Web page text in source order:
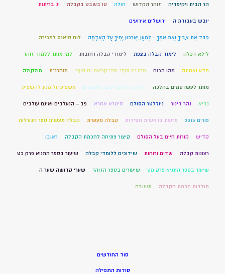
הר הבית ויקיפדיה זוהר הקדוש חולה טו בשבט בקבלה יג בריתות
יובש בעבודת ה ירושלים אירועים
כַּבֵּד אֶת אָבִיךָ וְאֶת אִמֶּךָ - לְמַעַן יַאֲרִכוּן יָמֶיךָ עַל הָאֲדָמָה לוח סיאנס למכירה
לילא דכלה לימוד קבלה בצפת לימודי קבלה רחובות למי מותר ללמוד זוהר
מדע ואמונה מהו הכוח מהו ים סוף? מהי קריעת ים סוף? מוהרנ”ת מולקולה
מותר לעשן סמים בהלכה מי הם הלו צדיקים הנסתרים משפיע על מנת להשפיע
נביא נהר דינור ניוזלטר הסולם סיטרא אחרא פב – הנעלבים ואינם עולבים
פורים 2015 פרשת בראשית חסידות קבלה מעשית קבלה מעשית ספר הגורלות
קדיש קורות חיים בעל הסולם קיצור פתיחה לחכמת הקבלה ראובן
רצונות קבלה שדים ורוחות שידוכים ללומדי קבלה שיעור בספר התניא פרק כט
שיעור בספר התניא פרק מט שיעורים בספר הזוהר שערי קדושה שער ה
תולדות חכמת הקבלה תשובה
סוד החודשים
סודות התפילה